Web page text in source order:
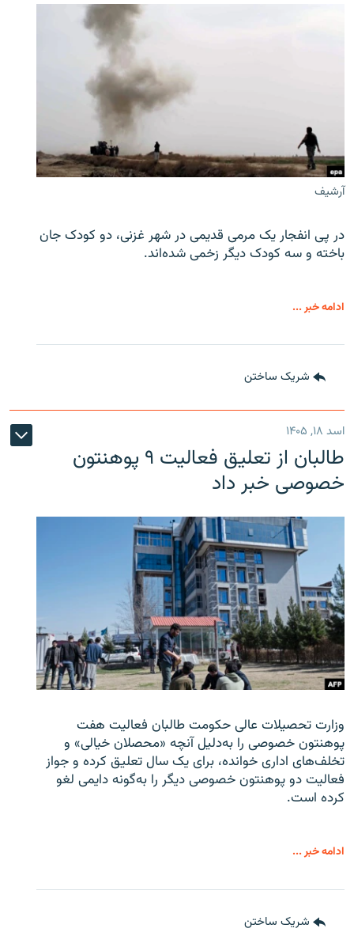
آرشیف
در پی انفجار یک مرمی قدیمی در شهر غزنی، دو کودک جان
باخته و سه کودک دیگر زخمی شده‌اند.
ادامه خبر ...
شریک ساختن
اسد ۱۸, ۱۴۰۵
طالبان از تعلیق فعالیت ۹ پوهنتون
خصوصی خبر داد
وزارت تحصیلات عالی حکومت طالبان فعالیت هفت
پوهنتون خصوصی را به‌دلیل آنچه «محصلان خیالی» و
تخلف‌های اداری خوانده، برای یک سال تعلیق کرده و جواز
فعالیت دو پوهنتون خصوصی دیگر را به‌گونه دایمی لغو
کرده است.
ادامه خبر ...
شریک ساختن